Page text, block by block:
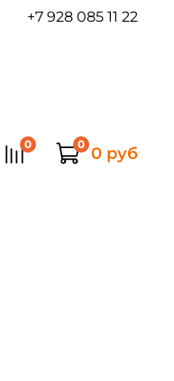
+7 928 085 11 22
0 0 0 руб